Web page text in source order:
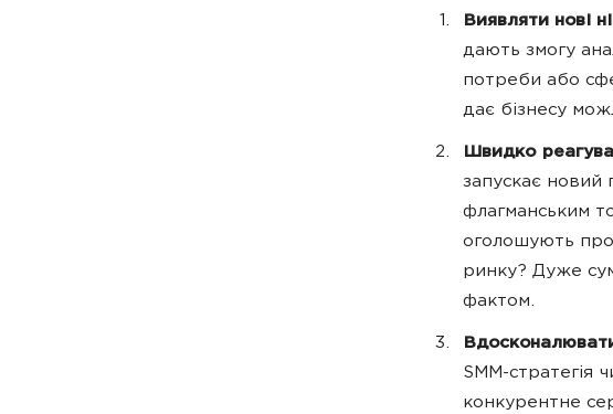
Виявляти нові
дають змогу
потреби або
дає бізнесу
Швидко
запускає новий
флагманським
оголошують про
ринку? Дуже
фактом.
SMM-стратегія
конкурентне